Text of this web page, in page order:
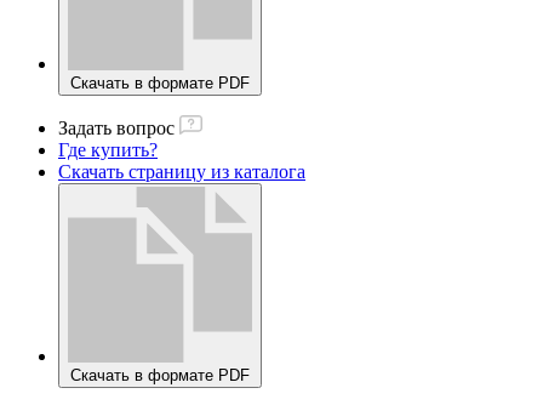
Скачать в формате PDF
Задать вопрос
Где купить?
Скачать страницу из каталога
Скачать в формате PDF